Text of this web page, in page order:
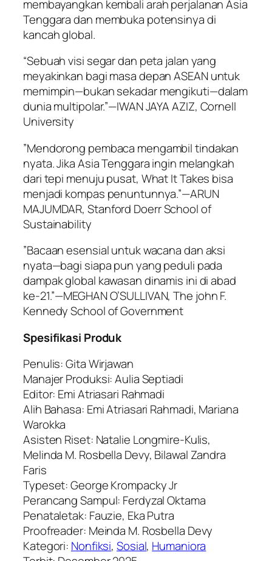
membayangkan kembali arah perjalanan Asia
Tenggara dan membuka potensinya di
kancah global.
“Sebuah visi segar dan peta jalan yang
meyakinkan bagi masa depan ASEAN untuk
memimpin—bukan sekadar mengikuti—dalam
dunia multipolar.”—IWAN JAYA AZIZ, Cornell
University
”Mendorong pembaca mengambil tindakan
nyata. Jika Asia Tenggara ingin melangkah
dari tepi menuju pusat, What It Takes bisa
menjadi kompas penuntunnya.”—ARUN
MAJUMDAR,Stanford Doerr School of
Sustainability
”Bacaan esensial untuk wacana dan aksi
nyata—bagi siapa pun yang peduli pada
dampak global kawasan dinamis ini di abad
ke-21.”—MEGHAN O’SULLIVAN,The john F.
Kennedy School of Government
Spesifikasi Produk
Penulis: Gita Wirjawan
Manajer Produksi: Aulia Septiadi
Editor: Emi Atriasari Rahmadi
Alih Bahasa: Emi Atriasari Rahmadi, Mariana
Warokka
Asisten Riset: Natalie Longmire-Kulis,
Melinda M. Rosbella Devy, Bilawal Zandra
Faris
Typeset: George Krompacky Jr
Perancang Sampul: Ferdyzal Oktama
Penataletak: Fauzie, Eka Putra
Proofreader: Meinda M. Rosbella Devy
Kategori: Nonfiksi,Sosial, Humaniora